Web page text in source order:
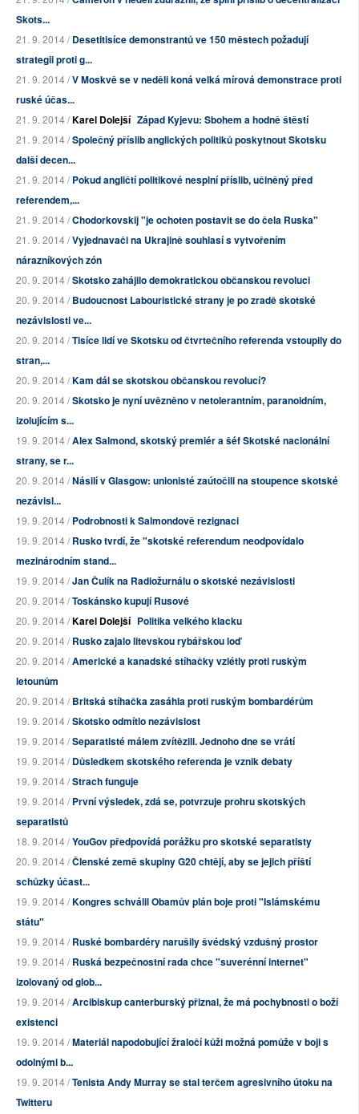
Skots...
21. 9. 2014 /Desetitisíce demonstrantů ve 150 městech požadují
strategii proti g...
21. 9. 2014 /V Moskvě se v neděli koná velká mírová demonstrace proti
ruské účas...
21. 9. 2014 /Karel Dolejší Západ Kyjevu: Sbohem a hodně štěstí
21. 9. 2014 /Společný příslib anglických politiků poskytnout Skotsku
další decen...
21. 9. 2014 /Pokud angličtí politikové nesplní příslib, učiněný před
referendem,...
21. 9. 2014 /Chodorkovskij "je ochoten postavit se do čela Ruska"
21. 9. 2014 /Vyjednavači na Ukrajině souhlasí s vytvořením
nárazníkových zón
20. 9. 2014 /Skotsko zahájilo demokratickou občanskou revoluci
20. 9. 2014 /Budoucnost Labouristické strany je po zradě skotské
nezávislosti ve...
20. 9. 2014 /Tisíce lidí ve Skotsku od čtvrtečního referenda vstoupily do
stran,...
20. 9. 2014 /Kam dál se skotskou občanskou revolucí?
20. 9. 2014 /Skotsko je nyní uvězněno v netolerantním, paranoidním,
izolujícím s...
19. 9. 2014 /Alex Salmond, skotský premiér a šéf Skotské nacionální
strany, se r...
20. 9. 2014 /Násilí v Glasgow: unionisté zaútočili na stoupence skotské
nezávisl...
19. 9. 2014 /Podrobnosti k Salmondově rezignaci
19. 9. 2014 /Rusko tvrdí, že "skotské referendum neodpovídalo
mezinárodním stand...
19. 9. 2014 /Jan Čulík na Radiožurnálu o skotské nezávislosti
20. 9. 2014 /Toskánsko kupují Rusové
20. 9. 2014 /Karel Dolejší Politika velkého klacku
20. 9. 2014 /Rusko zajalo litevskou rybářskou loď
20. 9. 2014 /Americké a kanadské stíhačky vzlétly proti ruským
letounům
20. 9. 2014 /Britská stíhačka zasáhla proti ruským bombardérům
19. 9. 2014 /Skotsko odmítlo nezávislost
19. 9. 2014 /Separatisté málem zvítězili. Jednoho dne se vrátí
19. 9. 2014 /Důsledkem skotského referenda je vznik debaty
19. 9. 2014 /Strach funguje
19. 9. 2014 /První výsledek, zdá se, potvrzuje prohru skotských
separatistů
18. 9. 2014 /YouGov předpovídá porážku pro skotské separatisty
20. 9. 2014 /Členské země skupiny G20 chtějí, aby se jejich příští
schůzky účast...
19. 9. 2014 /Kongres schválil Obamův plán boje proti "Islámskému
státu"
19. 9. 2014 /Ruské bombardéry narušily švédský vzdušný prostor
19. 9. 2014 /Ruská bezpečnostní rada chce "suverénní internet"
izolovaný od glob...
19. 9. 2014 /Arcibiskup canterburský přiznal, že má pochybnosti o boží
existenci
19. 9. 2014 /Materiál napodobující žraločí kůži možná pomůže v boji s
odolnými b...
19. 9. 2014 /Tenista Andy Murray se stal terčem agresivního útoku na
Twitteru